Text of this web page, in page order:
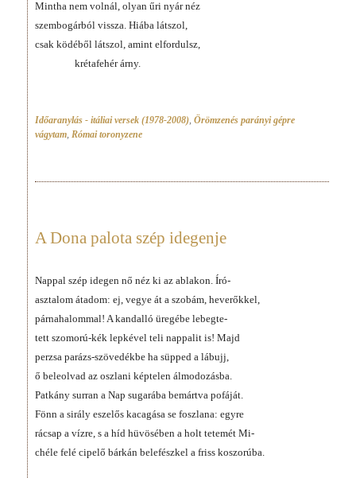
Mintha nem volnál, olyan űri nyár néz
szembogárból vissza. Hiába látszol,
csak ködéből látszol, amint elfordulsz,
krétafehér árny.
Időaranylás - itáliai versek (1978-2008), Örömzenés parányi gépre
vágytam, Római toronyzene
A Dona palota szép idegenje
Nappal szép idegen nő néz ki az ablakon. Író-
asztalom átadom: ej, vegye át a szobám, heverőkkel,
párnahalommal! A kandalló üregébe lebegte-
tett szomorú-kék lepkével teli nappalit is! Majd
perzsa parázs-szövedékbe ha süpped a lábujj,
ő beleolvad az oszlani képtelen álmodozásba.
Patkány surran a Nap sugarába bemártva pofáját.
Fönn a sirály eszelős kacagása se foszlana: egyre
rácsap a vízre, s a híd hüvösében a holt tetemét Mi-
chéle felé cipelő bárkán belefészkel a friss koszorúba.